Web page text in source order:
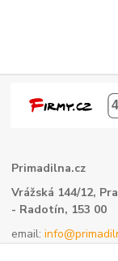
Primadilna.cz
Vrážská 144/12,
- Radotín, 153 00
email: